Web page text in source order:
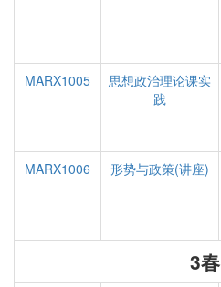
MARX1005
思想政治理论课实
践
MARX1006
形势与政策(讲座)
3春